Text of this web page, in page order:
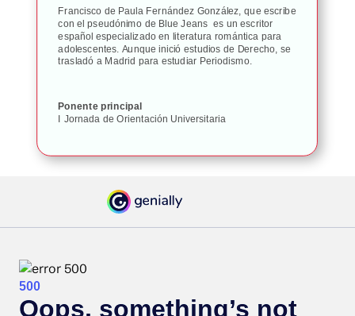
Francisco de Paula Fernández González, que escribe
con el pseudónimo de Blue Jeans ​ es un escritor
español especializado en literatura romántica para
adolescentes.​​ Aunque inició estudios de Derecho, se
trasladó a Madrid para estudiar Periodismo.​
Ponente principal
I Jornada de Orientación Universitaria